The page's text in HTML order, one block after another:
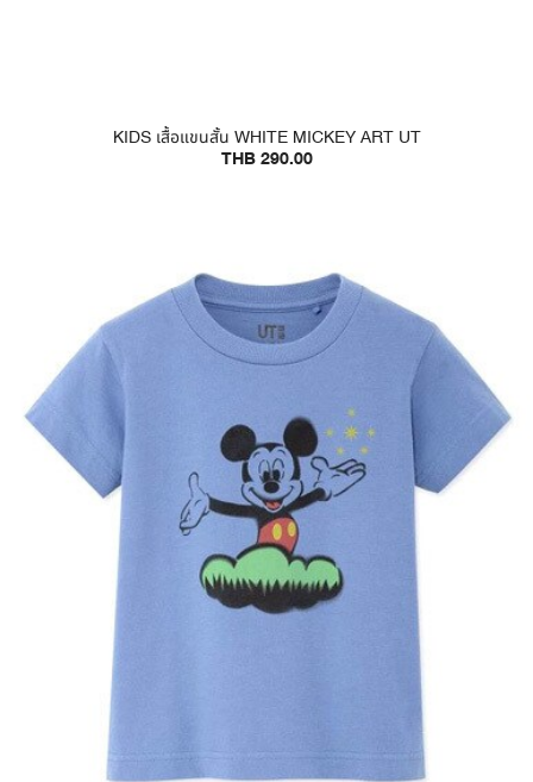
KIDS เสื้อแขนสั้น WHITE MICKEY ART UT
THB 290.00